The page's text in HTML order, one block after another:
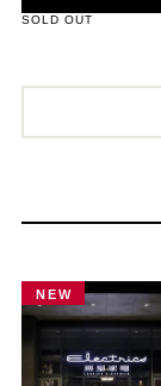
SOLD OUT
NEW